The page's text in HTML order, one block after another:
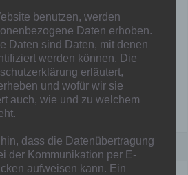
abgesagt
,News ,U15
Kinder, sagte heute der SC
der C-Junioren Rhein-
ist noch nicht abgesprochen.
benutzen, werden
Daten erhoben.
Daten sind Daten, mit denen
werden können. Die
erläutert,
und wofür wir sie
auch, wie und zu welchem
dass die Datenübertragung
der Kommunikation per E-
aufweisen kann. Ein